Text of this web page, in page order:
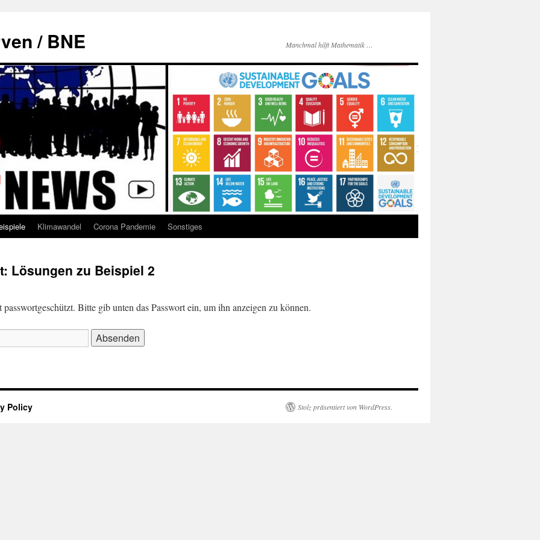
/ BNE Manchmal hilft Mathematik …
Klimawandel Corona Pandemie Sonstiges
Lösungen zu Beispiel 2
Bitte gib unten das Passwort ein, um ihn anzeigen zu können.
Policy Stolz präsentiert von WordPress.